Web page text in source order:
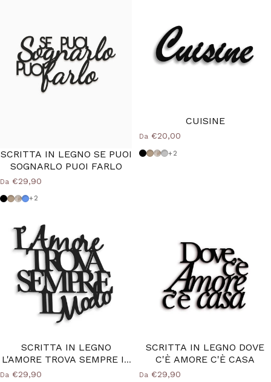
SCRITTA IN LEGNO SE PUOI
SOGNARLO PUOI FARLO
Da €29,90
Nero
Tortora
Shabby
Azzurro Polvere
+2
CUISINE
Da €20,00
Nero
Tortora
Shabby
Grigio Medio
+2
SCRITTA IN LEGNO
L'AMORE TROVA SEMPRE IL
Da €29,90
SCRITTA IN LEGNO DOVE
C'È AMORE C'È CASA
Da €29,90